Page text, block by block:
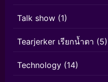
Talk show (1)
Tearjerker เรียกน้ำตา (5)
Technology (14)